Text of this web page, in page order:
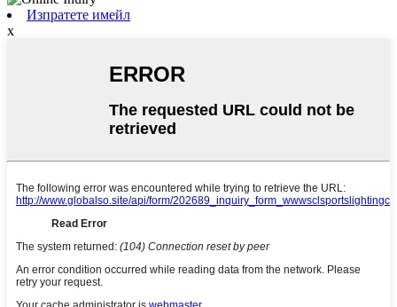
Изпратете имейл
x